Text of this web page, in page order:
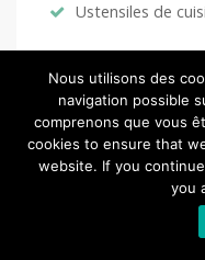
Ustensiles de
Wifi
Nous utilisons des
navigation possible
comprenons que vous
cookies to ensure that
website. If you
you